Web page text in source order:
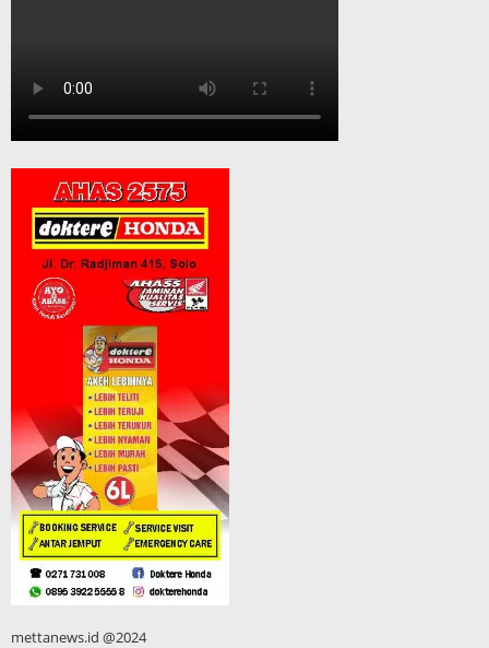
mettanews.id @2024